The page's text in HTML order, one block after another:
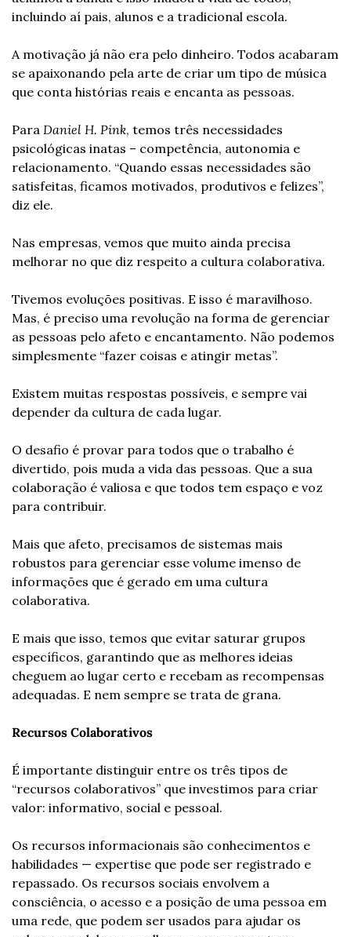
incluindo aí pais, alunos e a tradicional escola.
A motivação já não era pelo dinheiro. Todos acabaram
se apaixonando pela arte de criar um tipo de música
que conta histórias reais e encanta as pessoas.
Para Daniel H. Pink, temos três necessidades
psicológicas inatas – competência, autonomia e
relacionamento. “Quando essas necessidades são
satisfeitas, ficamos motivados, produtivos e felizes”,
diz ele.
Nas empresas, vemos que muito ainda precisa
melhorar no que diz respeito a cultura colaborativa.
Tivemos evoluções positivas. E isso é maravilhoso.
Mas, é preciso uma revolução na forma de gerenciar
as pessoas pelo afeto e encantamento. Não podemos
simplesmente “fazer coisas e atingir metas”.
Existem muitas respostas possíveis, e sempre vai
depender da cultura de cada lugar.
O desafio é provar para todos que o trabalho é
divertido, pois muda a vida das pessoas. Que a sua
colaboração é valiosa e que todos tem espaço e voz
para contribuir.
Mais que afeto, precisamos de sistemas mais
robustos para gerenciar esse volume imenso de
informações que é gerado em uma cultura
colaborativa.
E mais que isso, temos que evitar saturar grupos
específicos, garantindo que as melhores ideias
cheguem ao lugar certo e recebam as recompensas
adequadas. E nem sempre se trata de grana.
Recursos Colaborativos
É importante distinguir entre os três tipos de
“recursos colaborativos” que investimos para criar
valor: informativo, social e pessoal.
Os recursos informacionais são conhecimentos e
habilidades — expertise que pode ser registrado e
repassado. Os recursos sociais envolvem a
consciência, o acesso e a posição de uma pessoa em
uma rede, que podem ser usados para ajudar os